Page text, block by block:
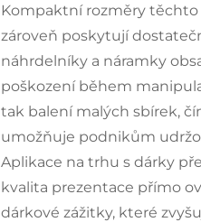
Kompaktní rozměry
zároveň poskytují
náhrdelníky a náramky
poškození během
tak balení malých sbírek,
umožňuje podnikům
Aplikace na trhu s dárky
kvalita prezentace přímo
dárkové zážitky, které